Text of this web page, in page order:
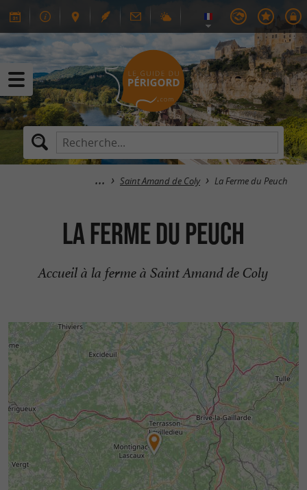
Saint Amand de Coly La Ferme du Peuch
La Ferme du Peuch
Accueil à la ferme à Saint Amand de Coly